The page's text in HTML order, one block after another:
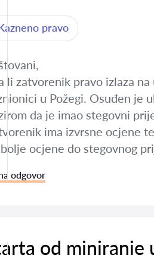
pravo
li zatvorenik pravo izlaza
u Požegi. Osuđen je
da je imao stegovni
ima izvrsne ocjene
ocjene do stegovnog
odgovor
od miniranje